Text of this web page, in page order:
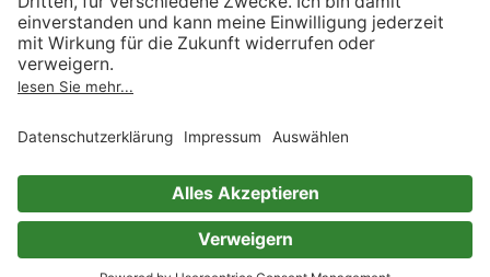
Act
Verträge hier kündigen
Impressum
Immer ein gutes Buch